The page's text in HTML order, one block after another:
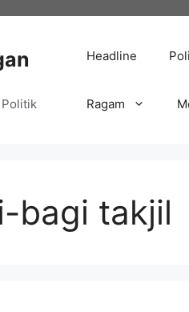
Headline
Ragam
bagi takjil